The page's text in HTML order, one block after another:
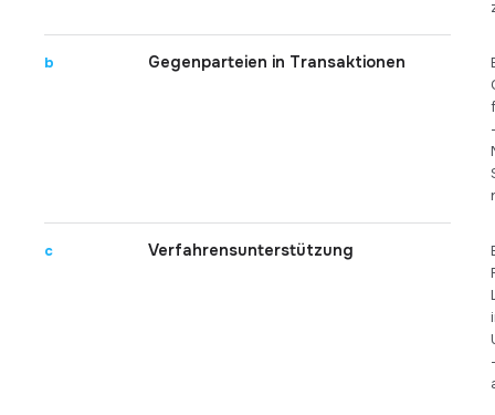
b Gegenparteien in Transaktionen
c Verfahrensunterstützung